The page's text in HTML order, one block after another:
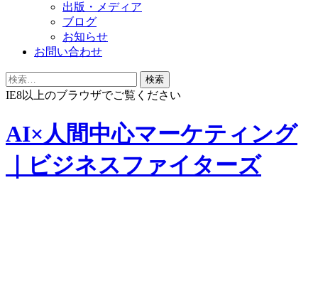
出版・メディア
ブログ
お知らせ
お問い合わせ
検
索:
IE8以上のブラウザでご覧ください
AI×人間中心マーケティング
｜ビジネスファイターズ